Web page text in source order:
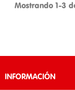
Mostrando 1-3
INFORMACIÓN